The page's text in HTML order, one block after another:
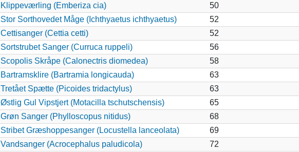
Klippeværling (Emberiza cia)
50
Stor Sorthovedet Måge (Ichthyaetus ichthyaetus)
52
Cettisanger (Cettia cetti)
52
Sortstrubet Sanger (Curruca ruppeli)
56
Scopolis Skråpe (Calonectris diomedea)
58
Bartramsklire (Bartramia longicauda)
63
Tretået Spætte (Picoides tridactylus)
63
Østlig Gul Vipstjert (Motacilla tschutschensis)
65
Grøn Sanger (Phylloscopus nitidus)
68
Stribet Græshoppesanger (Locustella lanceolata)
69
Vandsanger (Acrocephalus paludicola)
72